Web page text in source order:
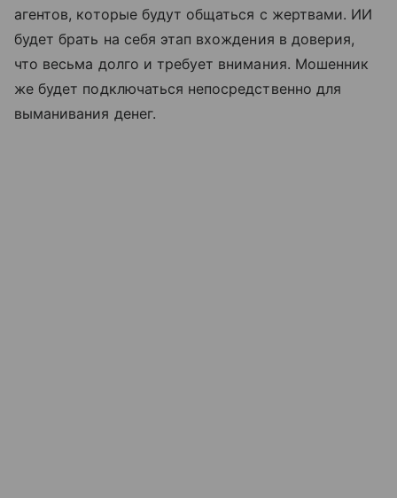
агентов, которые будут общаться с жертвами. ИИ
будет брать на себя этап вхождения в доверия,
что весьма долго и требует внимания. Мошенник
же будет подключаться непосредственно для
выманивания денег.